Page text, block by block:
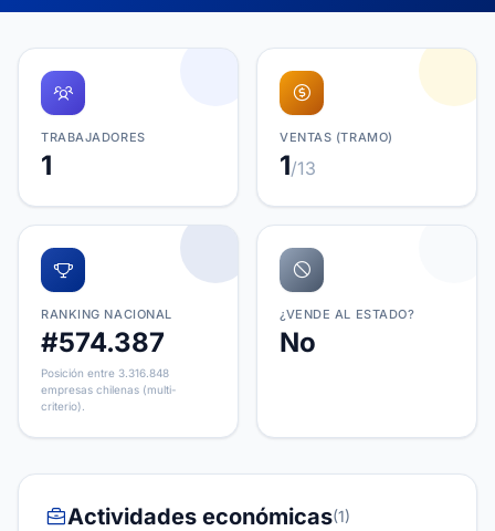
TRABAJADORES
1
VENTAS (TRAMO)
1/13
RANKING NACIONAL
#574.387
Posición entre 3.316.848
empresas chilenas (multi-
criterio).
¿VENDE AL ESTADO?
No
Actividades económicas(1)